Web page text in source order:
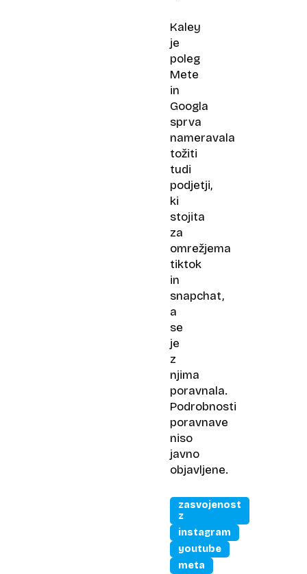
Kaley
je
poleg
Mete
in
Googla
sprva
nameravala
tožiti
tudi
podjetji,
ki
stojita
za
omrežjema
tiktok
in
snapchat,
a
se
je
z
njima
poravnala.
Podrobnosti
poravnave
niso
javno
objavljene.
zasvojenost
z
instagram
youtube
meta